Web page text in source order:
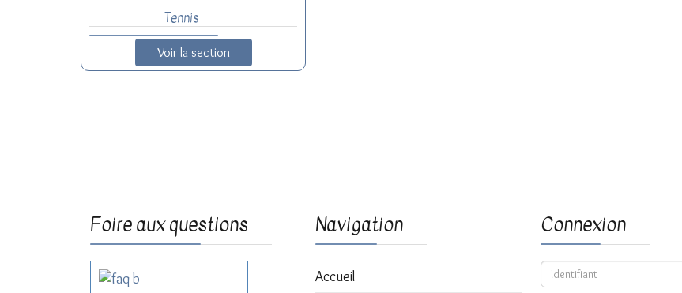
Tennis
Voir la section
Foire aux questions Navigation
Accueil
Connexion
Identifiant